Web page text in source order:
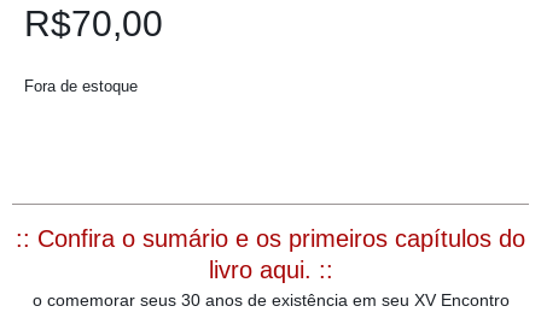
R$70,00
Fora de estoque
:: Confira o sumário e os primeiros capítulos do
livro aqui. ::
o comemorar seus 30 anos de existência em seu XV Encontro